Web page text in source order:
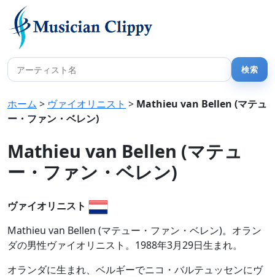
ホーム > ヴァイオリニスト > Mathieu van Bellen (マテュ
ー・ファン・ベレン)
Mathieu van Bellen (マテュ
ー・ファン・ベレン)
ヴァイオリニスト
Mathieu van Bellen (マテュー・ファン・ベレン)。オラン
ダの男性ヴァイオリニスト。1988年3月29日生まれ。
オランダに生まれ、ベルギーでニコ・バルテュッセンにヴ